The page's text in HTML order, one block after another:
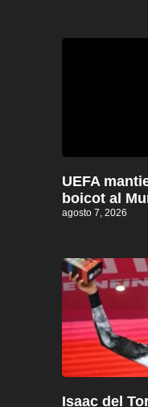
UEFA
boicot al
agosto 7, 2026
Isaac del